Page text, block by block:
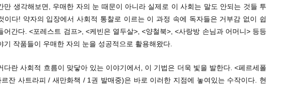
만 생각해보면, 우매한 자의 눈 때문이 아니라 실제로 이 사회는 말도 안되는 것들 투
이다! 약자의 입장에서 사회적 통찰로 이르는 이 과정 속에 독자들은 거부감 없이 쉽
어간다. <포레스트 검프>, <케빈은 열두살>, <양철북>, <사랑방 손님과 어머니> 등등
기 작품들이 우매한 자의 눈을 성공적으로 활용해왔다.
다란 사회적 흐름이 맞닿아 있는 이야기에서, 이 기법은 더욱 빛을 발한다. <페르세폴
르잔 사트라피 / 새만화책 / 1권 발매중)은 바로 이러한 지점에 놓여있는 수작이다. 현